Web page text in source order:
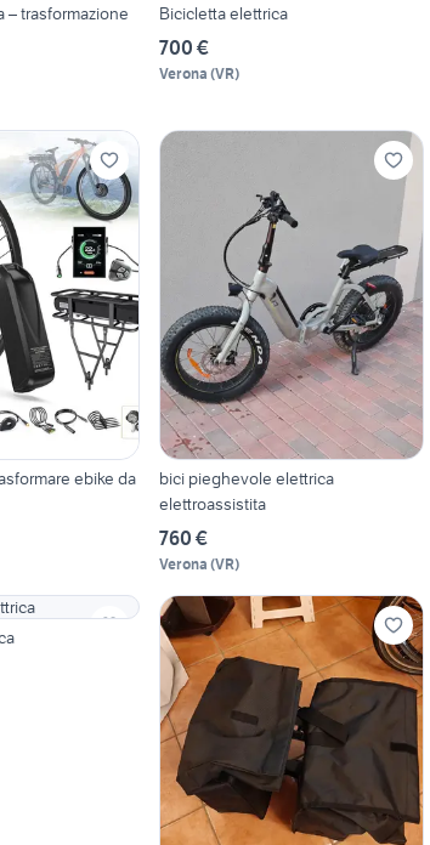
– trasformazione
Bicicletta elettrica
700 €
Verona (VR)
ebike da
bici pieghevole elettrica
elettroassistita
760 €
Verona (VR)